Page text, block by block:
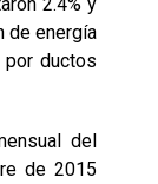
de energía
ductos
del
de 2015